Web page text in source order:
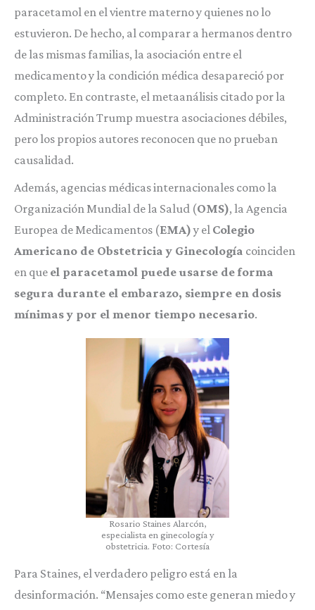
paracetamol en el vientre materno y quienes no lo
estuvieron. De hecho, al comparar a hermanos dentro
de las mismas familias, la asociación entre el
medicamento y la condición médica desapareció por
completo. En contraste, el metaanálisis citado por la
Administración Trump muestra asociaciones débiles,
pero los propios autores reconocen que no prueban
causalidad.
Además, agencias médicas internacionales como la
Organización Mundial de la Salud (OMS), la Agencia
Europea de Medicamentos (EMA)y el Colegio
Americano de Obstetricia y Ginecología coinciden
en que el paracetamol puede usarse de forma
segura durante el embarazo, siempre en dosis
mínimas y por el menor tiempo necesario.
Rosario Staines Alarcón,
especialista en ginecología y
obstetricia. Foto: Cortesía
Para Staines, el verdadero peligro está en la
desinformación. “Mensajes como este generan miedo y